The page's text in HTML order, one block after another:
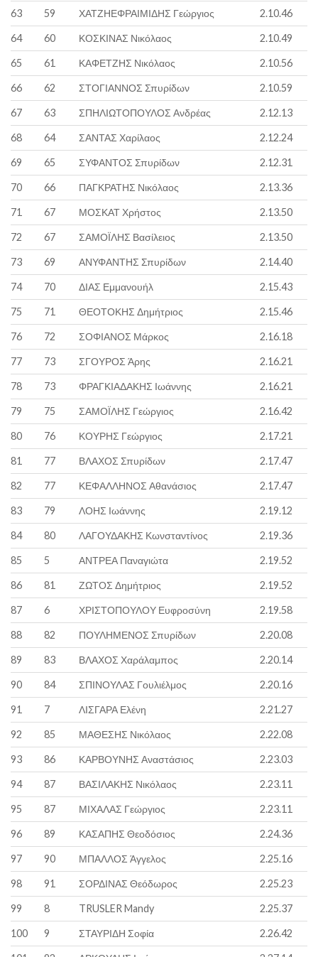
63 59 ΧΑΤΖΗΕΦΡΑΙΜΙΔΗΣ Γεώργιος 2.10.46
64 60 ΚΟΣΚΙΝΑΣ Νικόλαος 2.10.49
65 61 ΚΑΦΕΤΖΗΣ Νικόλαος 2.10.56
66 62 ΣΤΟΓΙΑΝΝΟΣ Σπυρίδων 2.10.59
67 63 ΣΠΗΛΙΩΤΟΠΟΥΛΟΣ Ανδρέας 2.12.13
68 64 ΣΑΝΤΑΣ Χαρίλαος 2.12.24
69 65 ΣΥΦΑΝΤΟΣ Σπυρίδων 2.12.31
70 66 ΠΑΓΚΡΑΤΗΣ Νικόλαος 2.13.36
71 67 ΜΟΣΚΑΤ Χρήστος 2.13.50
72 67 ΣΑΜΟΪΛΗΣ Βασίλειος 2.13.50
73 69 ΑΝΥΦΑΝΤΗΣ Σπυρίδων 2.14.40
74 70 ΔΙΑΣ Εμμανουήλ 2.15.43
75 71 ΘΕΟΤΟΚΗΣ Δημήτριος 2.15.46
76 72 ΣΟΦΙΑΝΟΣ Μάρκος 2.16.18
77 73 ΣΓΟΥΡΟΣ Άρης 2.16.21
78 73 ΦΡΑΓΚΙΑΔΑΚΗΣ Ιωάννης 2.16.21
79 75 ΣΑΜΟΪΛΗΣ Γεώργιος 2.16.42
80 76 ΚΟΥΡΗΣ Γεώργιος 2.17.21
81 77 ΒΛΑΧΟΣ Σπυρίδων 2.17.47
82 77 ΚΕΦΑΛΛΗΝΟΣ Αθανάσιος 2.17.47
83 79 ΛΟΗΣ Ιωάννης 2.19.12
84 80 ΛΑΓΟΥΔΑΚΗΣ Κωνσταντίνος 2.19.36
85 5 ΑΝΤΡΕΑ Παναγιώτα 2.19.52
86 81 ΖΩΤΟΣ Δημήτριος 2.19.52
87 6 ΧΡΙΣΤΟΠΟΥΛΟΥ Ευφροσύνη 2.19.58
88 82 ΠΟΥΛΗΜΕΝΟΣ Σπυρίδων 2.20.08
89 83 ΒΛΑΧΟΣ Χαράλαμπος 2.20.14
90 84 ΣΠΙΝΟΥΛΑΣ Γουλιέλμος 2.20.16
91 7 ΛΙΣΓΑΡΑ Ελένη 2.21.27
92 85 ΜΑΘΕΣΗΣ Νικόλαος 2.22.08
93 86 ΚΑΡΒΟΥΝΗΣ Αναστάσιος 2.23.03
94 87 ΒΑΣΙΛΑΚΗΣ Νικόλαος 2.23.11
95 87 ΜΙΧΑΛΑΣ Γεώργιος 2.23.11
96 89 ΚΑΣΑΠΗΣ Θεοδόσιος 2.24.36
97 90 ΜΠΑΛΛΟΣ Άγγελος 2.25.16
98 91 ΣΟΡΔΙΝΑΣ Θεόδωρος 2.25.23
99 8 TRUSLER Mandy 2.25.37
100 9 ΣΤΑΥΡΙΔΗ Σοφία 2.26.42